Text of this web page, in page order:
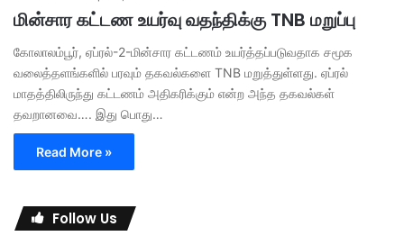
மின்சார கட்டண உயர்வு வதந்திக்கு TNB மறுப்பு
கோலாலம்பூர், ஏப்ரல்-2-மின்சார கட்டணம் உயர்த்தப்படுவதாக சமூக
வலைத்தளங்களில் பரவும் தகவல்களை TNB மறுத்துள்ளது. ஏப்ரல்
மாதத்திலிருந்து கட்டணம் அதிகரிக்கும் என்ற அந்த தகவல்கள்
தவறானவை…. இது பொது…
Read More »
Follow Us